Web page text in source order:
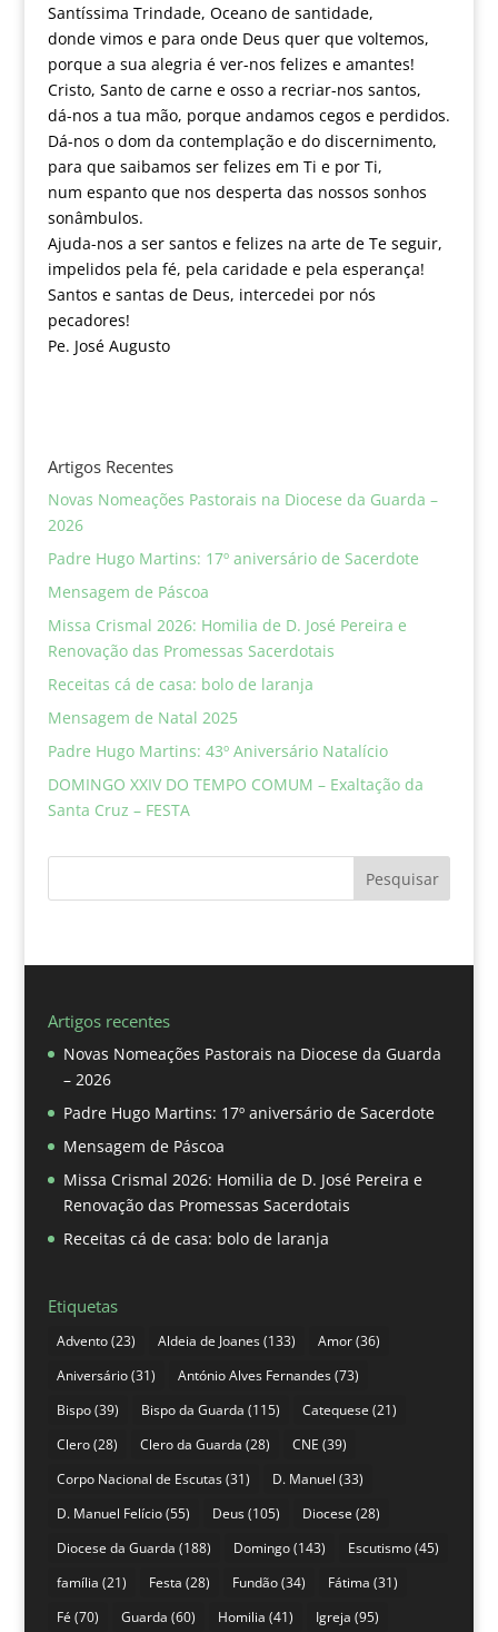
Santíssima Trindade, Oceano de santidade,
donde vimos e para onde Deus quer que voltemos,
porque a sua alegria é ver-nos felizes e amantes!
Cristo, Santo de carne e osso a recriar-nos santos,
dá-nos a tua mão, porque andamos cegos e perdidos.
Dá-nos o dom da contemplação e do discernimento,
para que saibamos ser felizes em Ti e por Ti,
num espanto que nos desperta das nossos sonhos
sonâmbulos.
Ajuda-nos a ser santos e felizes na arte de Te seguir,
impelidos pela fé, pela caridade e pela esperança!
Santos e santas de Deus, intercedei por nós
pecadores!
Pe. José Augusto
Artigos Recentes
Novas Nomeações Pastorais na Diocese da Guarda –
2026
Padre Hugo Martins: 17º aniversário de Sacerdote
Mensagem de Páscoa
Missa Crismal 2026: Homilia de D. José Pereira e
Renovação das Promessas Sacerdotais
Receitas cá de casa: bolo de laranja
Mensagem de Natal 2025
Padre Hugo Martins: 43º Aniversário Natalício
DOMINGO XXIV DO TEMPO COMUM – Exaltação da
Santa Cruz – FESTA
Pesquisar
Artigos recentes
Novas Nomeações Pastorais na Diocese da Guarda
– 2026
Padre Hugo Martins: 17º aniversário de Sacerdote
Mensagem de Páscoa
Missa Crismal 2026: Homilia de D. José Pereira e
Renovação das Promessas Sacerdotais
Receitas cá de casa: bolo de laranja
Etiquetas
Advento(23) Aldeia de Joanes(133) Amor(36)
Aniversário(31) António Alves Fernandes(73)
Bispo(39) Bispo da Guarda (115) Catequese (21)
Clero(28) Clero da Guarda (28) CNE (39)
Corpo Nacional de Escutas(31) D. Manuel (33)
D. Manuel Felício(55) Deus(105) Diocese (28)
Diocese da Guarda (188) Domingo(143) Escutismo(45)
família (21) Festa (28) Fundão(34) Fátima (31)
Fé (70) Guarda (60) Homilia (41) Igreja (95)